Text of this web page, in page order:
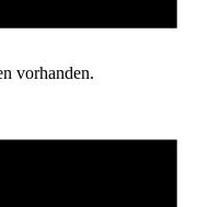
vorhanden.